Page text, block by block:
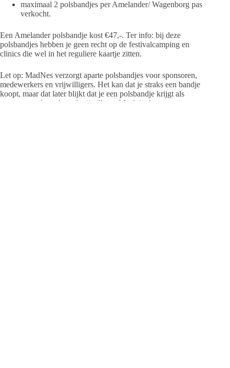
maximaal 2 polsbandjes per Amelander/ Wagenborg pas
verkocht.
Een Amelander polsbandje kost €47,-. Ter info: bij deze
polsbandjes hebben je geen recht op de festivalcamping en
clinics die wel in het reguliere kaartje zitten.
Let op: MadNes verzorgt aparte polsbandjes voor sponsoren,
medewerkers en vrijwilligers. Het kan dat je straks een bandje
koopt, maar dat later blijkt dat je een polsbandje krijgt als
sponsor, medewerker of vrijwilliger. Maak je dan geen zorgen,